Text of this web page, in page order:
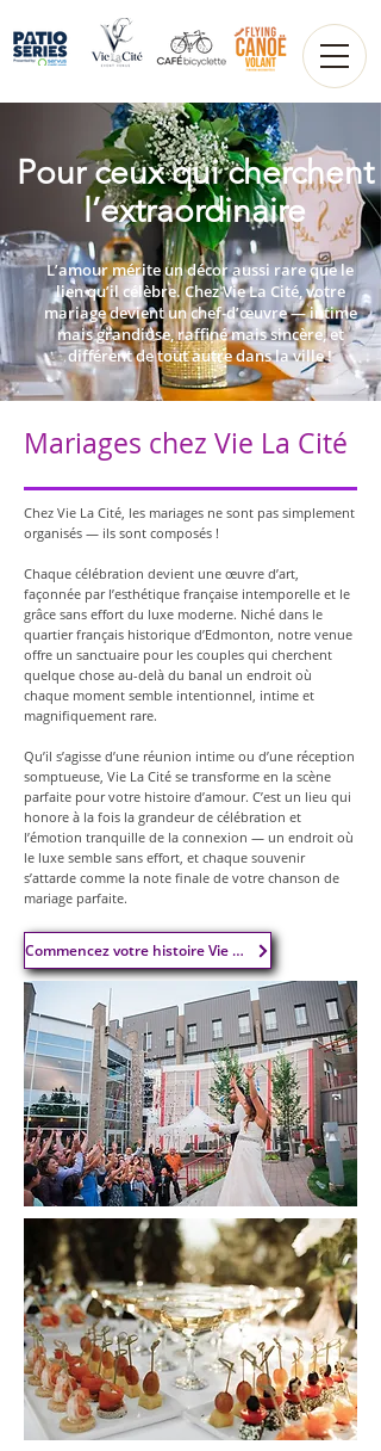
Pour ceux qui cherchent
l’extraordinaire
L’amour mérite un décor aussi rare que le
lien qu’il célèbre. Chez Vie La Cité, votre
mariage devient un chef-d’œuvre — intime
mais grandiose, raffiné mais sincère, et
différent de tout autre dans la ville !
Mariages chez Vie La Cité
Chez Vie La Cité, les mariages ne sont pas simplement
organisés — ils sont composés !
Chaque célébration devient une œuvre d’art,
façonnée par l’esthétique française intemporelle et le
grâce sans effort du luxe moderne. Niché dans le
quartier français historique d’Edmonton, notre venue
offre un sanctuaire pour les couples qui cherchent
quelque chose au-delà du banal un endroit où
chaque moment semble intentionnel, intime et
magnifiquement rare.
Qu’il s’agisse d’une réunion intime ou d’une réception
somptueuse, Vie La Cité se transforme en la scène
parfaite pour votre histoire d’amour. C’est un lieu qui
honore à la fois la grandeur de célébration et
l’émotion tranquille de la connexion — un endroit où
le luxe semble sans effort, et chaque souvenir
s’attarde comme la note finale de votre chanson de
mariage parfaite.
Commencez votre histoire Vie La Cité